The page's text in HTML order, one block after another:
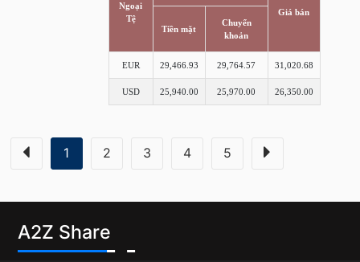
Ngoại
Tệ
Giá bán
Tiền mặt
Chuyển
khoản
EUR 29,466.93 29,764.57 31,020.68
USD 25,940.00 25,970.00 26,350.00
1 2 3 4 5
A2Z Share